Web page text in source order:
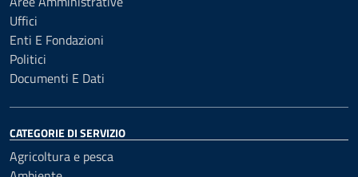
Uffici
Enti E Fondazioni
Politici
Documenti E Dati
CATEGORIE DI SERVIZIO
Agricoltura e pesca